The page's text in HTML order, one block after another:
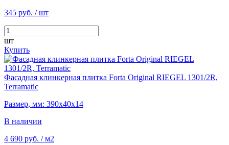
345 руб. / шт
шт
Купить
Фасадная клинкерная плитка Forta Original RIEGEL 1301/2R,
Terramatic
Размер, мм: 390х40х14
В наличии
4 690 руб. / м2